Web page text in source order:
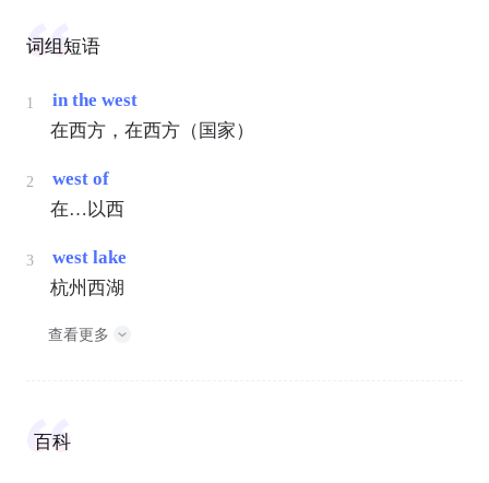
词组短语
1
in the west
在西方，在西方（国家）
2
west of
在…以西
3
west lake
杭州西湖
查看更多
百科